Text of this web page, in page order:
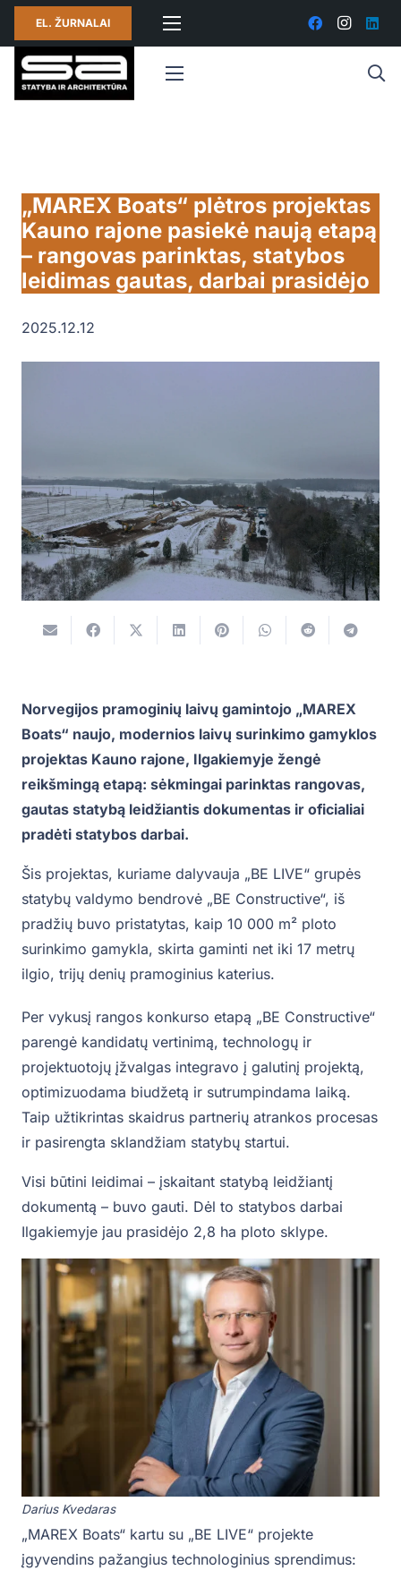
EL. ŽURNALAI
„MAREX Boats“ plėtros projektas
Kauno rajone pasiekė naują etapą
– rangovas parinktas, statybos
leidimas gautas, darbai prasidėjo
2025.12.12
Norvegijos pramoginių laivų gamintojo „MAREX
Boats“ naujo, modernios laivų surinkimo gamyklos
projektas Kauno rajone, Ilgakiemyje žengė
reikšmingą etapą: sėkmingai parinktas rangovas,
gautas statybą leidžiantis dokumentas ir oficialiai
pradėti statybos darbai.
Šis projektas, kuriame dalyvauja „BE LIVE“ grupės
statybų valdymo bendrovė „BE Constructive“, iš
pradžių buvo pristatytas, kaip 10 000 m² ploto
surinkimo gamykla, skirta gaminti net iki 17 metrų
ilgio, trijų denių pramoginius katerius.
Per vykusį rangos konkurso etapą „BE Constructive“
parengė kandidatų vertinimą, technologų ir
projektuotojų įžvalgas integravo į galutinį projektą,
optimizuodama biudžetą ir sutrumpindama laiką.
Taip užtikrintas skaidrus partnerių atrankos procesas
ir pasirengta sklandžiam statybų startui.
Visi būtini leidimai – įskaitant statybą leidžiantį
dokumentą – buvo gauti. Dėl to statybos darbai
Ilgakiemyje jau prasidėjo 2,8 ha ploto sklype.
Darius Kvedaras
„MAREX Boats“ kartu su „BE LIVE“ projekte
įgyvendins pažangius technologinius sprendimus: